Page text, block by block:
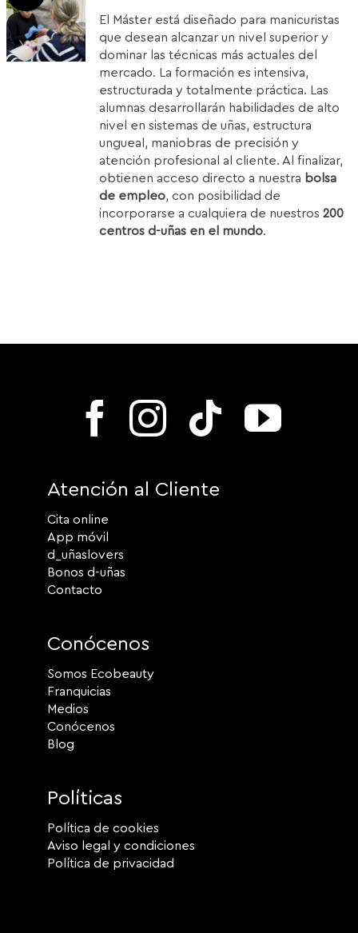
original
era:
1.850,00€.
actual
es:
1.399,00€.
El Máster está diseñado para manicuristas
que desean alcanzar un nivel superior y
dominar las técnicas más actuales del
mercado. La formación es intensiva,
estructurada y totalmente práctica. Las
alumnas desarrollarán habilidades de alto
nivel en sistemas de uñas, estructura
ungueal, maniobras de precisión y
atención profesional al cliente. Al finalizar,
obtienen acceso directo a nuestra bolsa
de empleo, con posibilidad de
incorporarse a cualquiera de nuestros200
centros d-uñas en el mundo.
Atención al Cliente
Cita online
App móvil
d_uñaslovers
Bonos d-uñas
Contacto
Conócenos
Somos Ecobeauty
Franquicias
Medios
Conócenos
Blog
Políticas
Política de cookies
Aviso legal y condiciones
Política de privacidad